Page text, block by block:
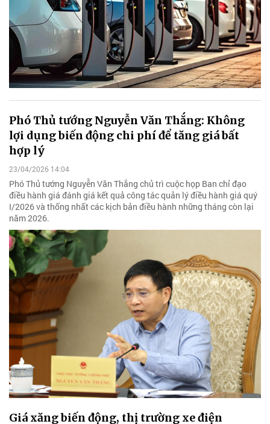
Phó Thủ tướng Nguyễn Văn Thắng: Không
lợi dụng biến động chi phí để tăng giá bất
hợp lý
23/04/2026 14:04
Phó Thủ tướng Nguyễn Văn Thắng chủ trì cuộc họp Ban chỉ đạo
điều hành giá đánh giá kết quả công tác quản lý điều hành giá quý
I/2026 và thống nhất các kịch bản điều hành những tháng còn lại
năm 2026.
Giá xăng biến động, thị trường xe điện